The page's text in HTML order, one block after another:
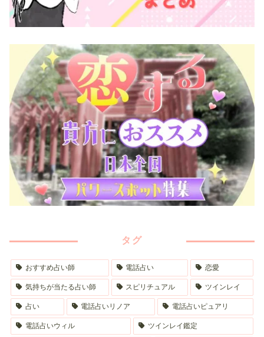
タグ
おすすめ占い師 電話占い 恋愛
気持ちが当たる占い師 スピリチュアル ツインレイ
占い 電話占いリノア 電話占いピュアリ
電話占いウィル ツインレイ鑑定